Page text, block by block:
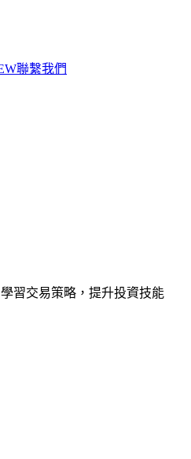
聯繫我們
習交易策略，提升投資技能